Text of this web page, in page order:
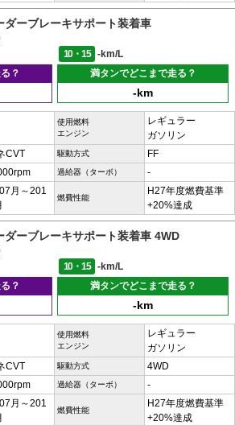
ーブレーキサポート装着車
10・15
-km/L
？
満タンでどこまで走る？
-km
使用燃料
エンジン
レギュラー
ガソリン
CVT 駆動方式 FF
過給器（ターボ） -
月～201
燃費性能
H27年度燃費基準
+20%達成
ーブレーキサポート装着車 4WD
10・15
-km/L
？
満タンでどこまで走る？
-km
使用燃料
エンジン
レギュラー
ガソリン
CVT 駆動方式 4WD
過給器（ターボ） -
月～201
燃費性能
H27年度燃費基準
+20%達成